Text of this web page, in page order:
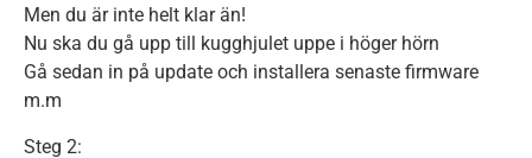
Men du är inte helt klar än!
Nu ska du gå upp till kugghjulet uppe i höger hörn
Gå sedan in på update och installera senaste firmware
m.m
Steg 2: